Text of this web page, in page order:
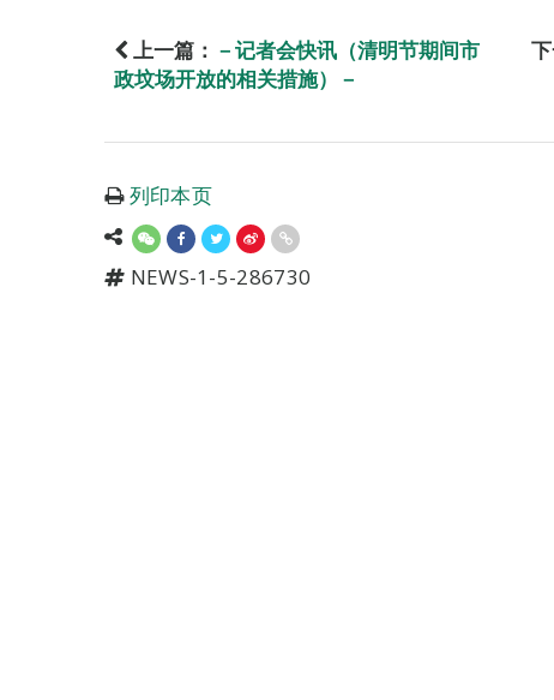
上一篇： －记者会快讯（清明节期间市
政坟场开放的相关措施）－
列印本页
NEWS-1-5-286730